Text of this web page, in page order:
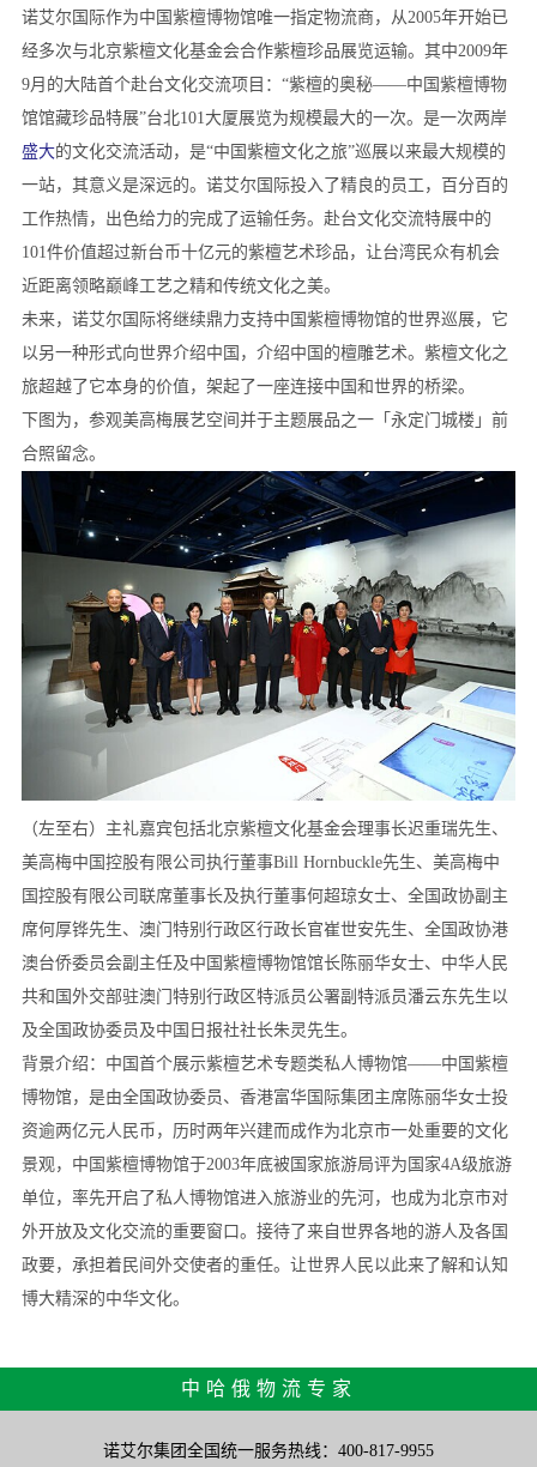
诺艾尔国际作为中国紫檀博物馆唯一指定物流商，从2005年开始已
经多次与北京紫檀文化基金会合作紫檀珍品展览运输。其中2009年
9月的大陆首个赴台文化交流项目：“紫檀的奥秘——中国紫檀博物
馆馆藏珍品特展”台北101大厦展览为规模最大的一次。是一次两岸
盛大的文化交流活动，是“中国紫檀文化之旅”巡展以来最大规模的
一站，其意义是深远的。诺艾尔国际投入了精良的员工，百分百的
工作热情，出色给力的完成了运输任务。赴台文化交流特展中的
101件价值超过新台币十亿元的紫檀艺术珍品，让台湾民众有机会
近距离领略巅峰工艺之精和传统文化之美。
未来，诺艾尔国际将继续鼎力支持中国紫檀博物馆的世界巡展，它
以另一种形式向世界介绍中国，介绍中国的檀雕艺术。紫檀文化之
旅超越了它本身的价值，架起了一座连接中国和世界的桥梁。
下图为，参观美高梅展艺空间并于主题展品之一「永定门城楼」前
合照留念。
（左至右）主礼嘉宾包括北京紫檀文化基金会理事长迟重瑞先生、
美高梅中国控股有限公司执行董事Bill Hornbuckle先生、美高梅中
国控股有限公司联席董事长及执行董事何超琼女士、全国政协副主
席何厚铧先生、澳门特别行政区行政长官崔世安先生、全国政协港
澳台侨委员会副主任及中国紫檀博物馆馆长陈丽华女士、中华人民
共和国外交部驻澳门特别行政区特派员公署副特派员潘云东先生以
及全国政协委员及中国日报社社长朱灵先生。
背景介绍：中国首个展示紫檀艺术专题类私人博物馆——中国紫檀
博物馆，是由全国政协委员、香港富华国际集团主席陈丽华女士投
资逾两亿元人民币，历时两年兴建而成作为北京市一处重要的文化
景观，中国紫檀博物馆于2003年底被国家旅游局评为国家4A级旅游
单位，率先开启了私人博物馆进入旅游业的先河，也成为北京市对
外开放及文化交流的重要窗口。接待了来自世界各地的游人及各国
政要，承担着民间外交使者的重任。让世界人民以此来了解和认知
博大精深的中华文化。
中哈俄物流专家
诺艾尔集团全国统一服务热线：400-817-9955